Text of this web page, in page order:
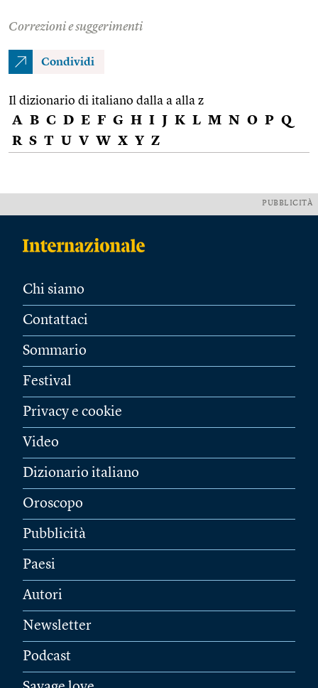
Correzioni e suggerimenti
Condividi
Il dizionario di italiano dalla a alla z
A B C D E F G H I J K L M N O P Q
R S T U V W X Y Z
PUBBLICITÀ
Chi siamo
Contattaci
Sommario
Festival
Privacy e cookie
Video
Dizionario italiano
Oroscopo
Pubblicità
Paesi
Autori
Newsletter
Podcast